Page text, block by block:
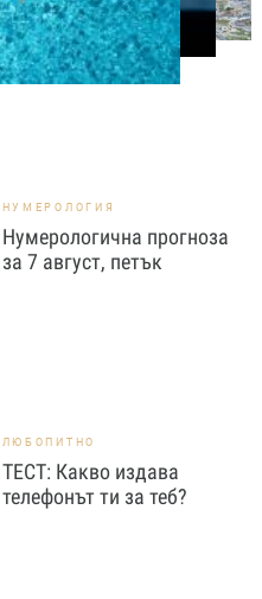
август, петък
НУМЕРОЛОГИЯ
Нумерологична прогноза
за 7 август, петък
ЛЮБОПИТНО
ТЕСТ: Какво издава
телефонът ти за теб?